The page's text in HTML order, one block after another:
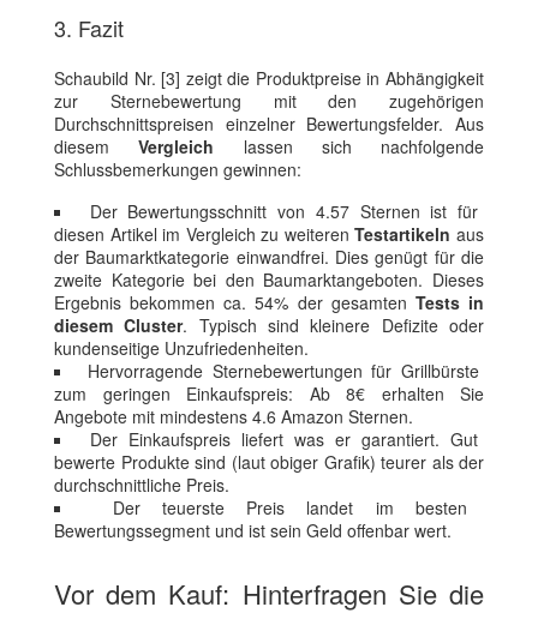
3. Fazit
Schaubild Nr. [3] zeigt die Produktpreise in Abhängigkeit
zur Sternebewertung mit den zugehörigen
Durchschnittspreisen einzelner Bewertungsfelder. Aus
diesemVergleich lassen sich nachfolgende
Schlussbemerkungen gewinnen:
Der Bewertungsschnitt von 4.57 Sternen ist für
diesen Artikel im Vergleich zu weiterenTestartikeln aus
der Baumarktkategorie einwandfrei. Dies genügt für die
zweite Kategorie bei den Baumarktangeboten. Dieses
Ergebnis bekommen ca. 54% der gesamten Tests in
diesem Cluster. Typisch sind kleinere Defizite oder
kundenseitige Unzufriedenheiten.
Hervorragende Sternebewertungen für Grillbürste
zum geringen Einkaufspreis: Ab 8€ erhalten Sie
Angebote mit mindestens 4.6 Amazon Sternen.
Der Einkaufspreis liefert was er garantiert. Gut
bewerte Produkte sind (laut obiger Grafik) teurer als der
durchschnittliche Preis.
Der teuerste Preis landet im besten
Bewertungssegment und ist sein Geld offenbar wert.
Vor dem Kauf: Hinterfragen Sie die